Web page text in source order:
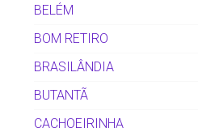
BELÉM
BOM RETIRO
BRASILÂNDIA
BUTANTÃ
CACHOEIRINHA